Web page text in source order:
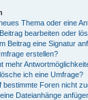
Thema oder eine
bearbeiten oder
Beitrag eine Signatur
erstellen?
mehr
ich eine Umfrage?
bestimmte Foren nicht
Dateianhänge